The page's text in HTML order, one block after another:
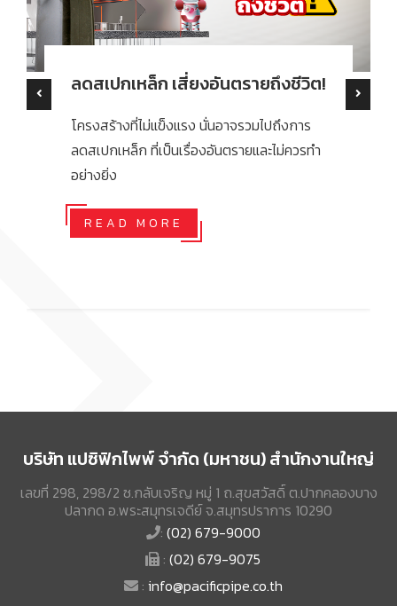
ตรายถึงชีวิต!
จรวมไปถึงการ
รายและไม่ควรทำ
สร้างโรงจอดรถ ใช้เห
เลือกใช้ให้ถูก งบไม่บา
โรงจอดรถส่วนตัวเป็นมากก
บริษัท แปซิฟิกไพพ์ จำกัด (มหาชน) สำนักงานใหญ่
เลขที่ 298, 298/2 ซ.กลับเจริญ หมู่ 1 ถ.สุขสวัสดิ์ ต.ปากคลองบาง
ปลากด อ.พระสมุทรเจดีย์ จ.สมุทรปราการ 10290
: (02) 679-9000
: (02) 679-9075
: info@pacificpipe.co.th